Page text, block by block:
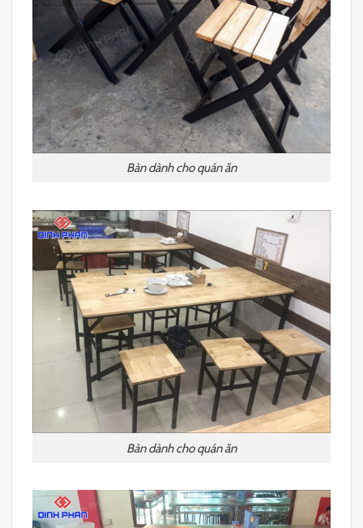
Bàn dành cho quán ăn
Bàn dành cho quán ăn